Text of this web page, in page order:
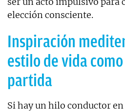
elección consciente.
Inspiración
estilo de vida
partida
Si hay un hilo conductor